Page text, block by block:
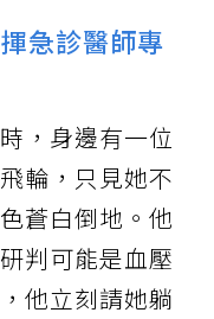
急診醫師專
，身邊有一位
輪，只見她不
蒼白倒地。他
判可能是血壓
他立刻請她躺